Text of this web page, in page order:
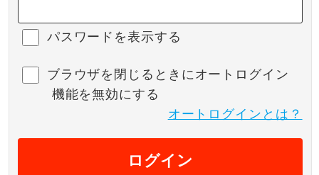
パスワードを表示する
ブラウザを閉じるときにオートログイン
機能を無効にする
オートログインとは？
ログイン